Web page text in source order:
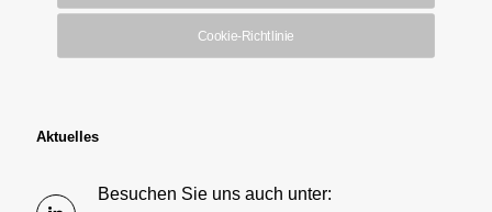
Cookie-Richtlinie
Aktuelles
Besuchen Sie uns auch unter: